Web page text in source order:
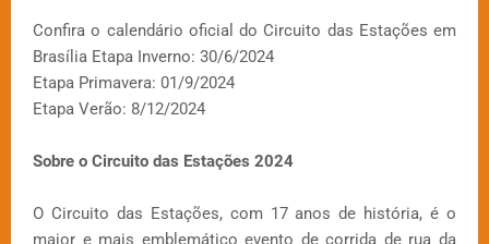
Confira o calendário oficial do Circuito das Estações em
Brasília Etapa Inverno: 30/6/2024
Etapa Primavera: 01/9/2024
Etapa Verão: 8/12/2024
Sobre o Circuito das Estações 2024
O Circuito das Estações, com 17 anos de história, é o
maior e mais emblemático evento de corrida de rua da